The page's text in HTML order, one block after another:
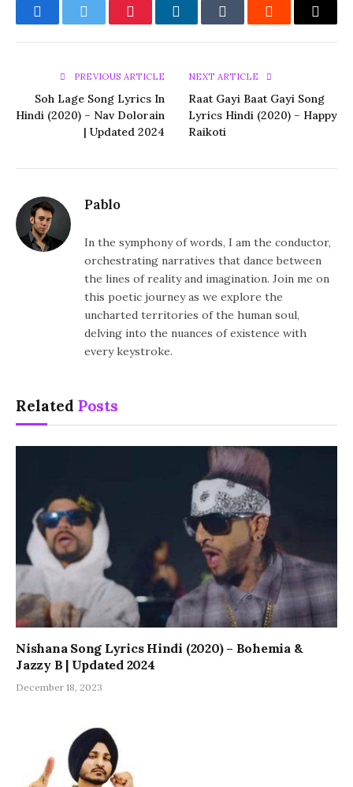
FacebookTwitter PinterestLinkedInTumblr Reddit Email
PREVIOUS ARTICLE
Soh Lage Song Lyrics In
Hindi (2020) – Nav Dolorain
| Updated 2024
NEXT ARTICLE
Raat Gayi Baat Gayi Song
Lyrics Hindi (2020) – Happy
Raikoti
Pablo
In the symphony of words, I am the conductor,
orchestrating narratives that dance between
the lines of reality and imagination. Join me on
this poetic journey as we explore the
uncharted territories of the human soul,
delving into the nuances of existence with
every keystroke.
Related Posts
Nishana Song Lyrics Hindi (2020) – Bohemia &
Jazzy B | Updated 2024
December 18, 2023